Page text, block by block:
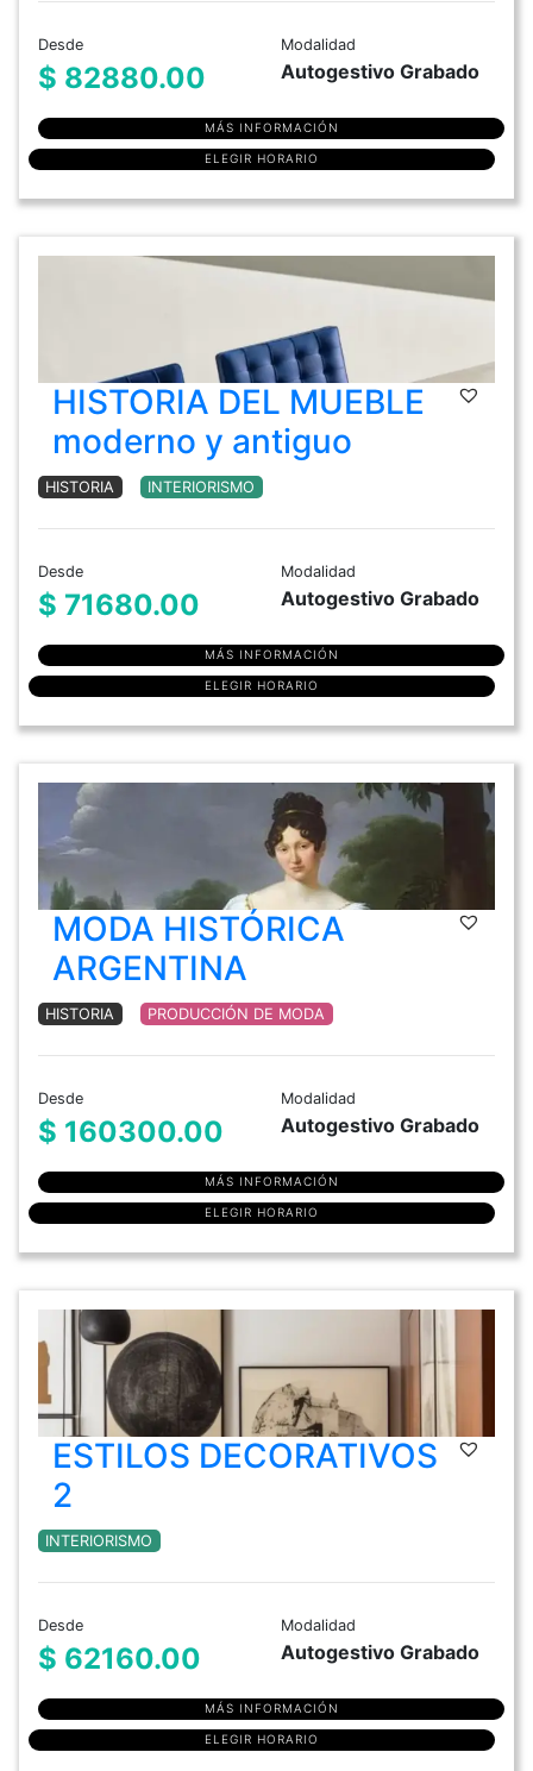
Desde
$ 82880.00
Modalidad
Autogestivo Grabado
MÁS INFORMACIÓN
ELEGIR HORARIO
HISTORIA DEL MUEBLE
moderno y antiguo
HISTORIA INTERIORISMO
Desde
$ 71680.00
Modalidad
Autogestivo Grabado
MÁS INFORMACIÓN
ELEGIR HORARIO
MODA HISTÓRICA
ARGENTINA
HISTORIA PRODUCCIÓN DE MODA
Desde
$ 160300.00
Modalidad
Autogestivo Grabado
MÁS INFORMACIÓN
ELEGIR HORARIO
ESTILOS DECORATIVOS
2
INTERIORISMO
Desde
$ 62160.00
Modalidad
Autogestivo Grabado
MÁS INFORMACIÓN
ELEGIR HORARIO